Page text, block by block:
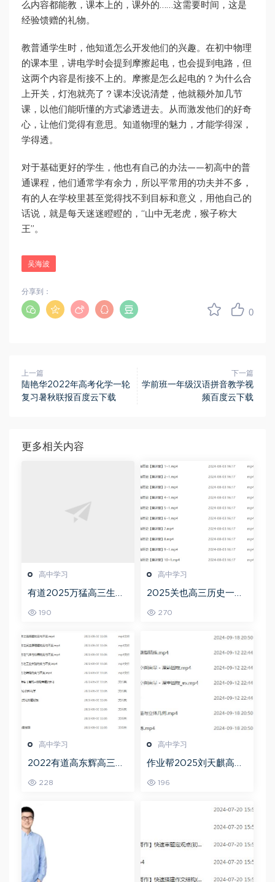
么内容都能教，课本上的，课外的……这需要时间，这是
经验馈赠的礼物。
教普通学生时，他知道怎么开发他们的兴趣。在初中物理
的课本里，讲电学时会提到摩擦起电，也会提到电路，但
这两个内容是衔接不上的。摩擦是怎么起电的？为什么合
上开关，灯泡就亮了？课本没说清楚，他就额外加几节
课，以他们能听懂的方式渗透进去。从而激发他们的好奇
心，让他们觉得有意思。知道物理的魅力，才能学得深，
学得透。
对于基础更好的学生，他也有自己的办法——初高中的普
通课程，他们通常学有余力，所以平常用的功夫并不多，
有的人在学校里甚至觉得找不到目标和意义，用他自己的
话说，就是每天迷迷瞪瞪的，“山中无老虎，猴子称大
王”。
吴海波
0
分享到：
上一篇
陆艳华2022年高考化学一轮
复习暑秋联报百度云下载
下一篇
学前班一年级汉语拼音教学视
频百度云下载
更多相关内容
高中学习
有道2025万猛高三生物
教程
190
高中学习
2025关也高三历史一轮
教程
270
高中学习
2022有道高东辉高三化
频教程+讲义+点睛班
228
高中学习
作业帮2025刘天麒高二
196